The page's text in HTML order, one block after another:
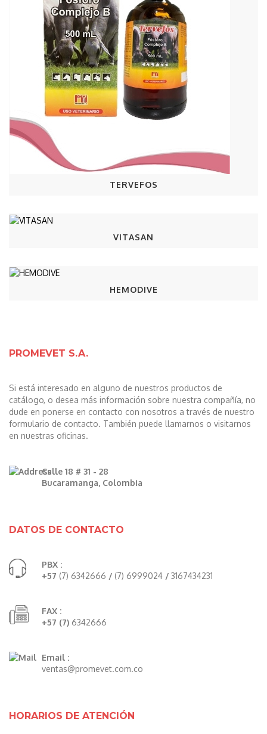
TERVEFOS
VITASAN
HEMODIVE
PROMEVET S.A.
Si está interesado en alguno de nuestros productos de
catálogo, o desea más información sobre nuestra compañía, no
dude en ponerse en contacto con nosotros a través de nuestro
formulario de contacto. También puede llamarnos o visitarnos
en nuestras oficinas.
Calle 18 # 31 - 28
Bucaramanga, Colombia
DATOS DE CONTACTO
PBX :
+57 (7) 6342666 / (7) 6999024 / 3167434231
FAX :
+57 (7) 6342666
Email :
ventas@promevet.com.co
HORARIOS DE ATENCIÓN